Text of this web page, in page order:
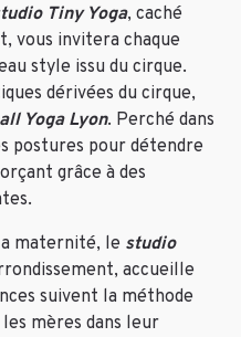
Tiny Yoga, caché
vous invitera chaque
style issu du cirque.
dérivées du cirque,
Yoga Lyon. Perché dans
postures pour détendre
grâce à des
maternité, le studio
accueille
suivent la méthode
les mères dans leur